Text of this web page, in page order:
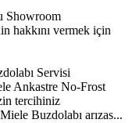
Showroom
hakkını vermek için
Servisi
Ankastre No-Frost
tercihiniz
Buzdolabı arızas...